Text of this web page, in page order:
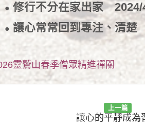
● 修行不分在家出家2024/
● 讓心常常回到專注、清
上一篇
讓心的平靜成為